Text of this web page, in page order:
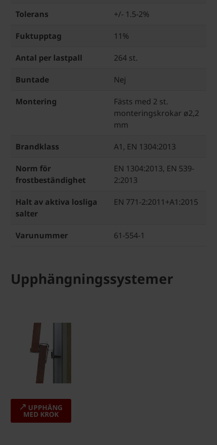
Tolerans +/- 1.5-2%
Fuktupptag 11%
Antal per lastpall 264 st.
Buntade Nej
Montering
Fästs med 2 st.
monteringskrokar ø2,2
mm
Brandklass A1, EN 1304:2013
Norm för
frostbeständighet
EN 1304:2013, EN 539-
2:2013
Halt av aktiva losliga
salter
EN 771-2:2011+A1:2015
Varunummer 61-554-1
Upphängningssystemer
UPPHÄNG
MED KROK